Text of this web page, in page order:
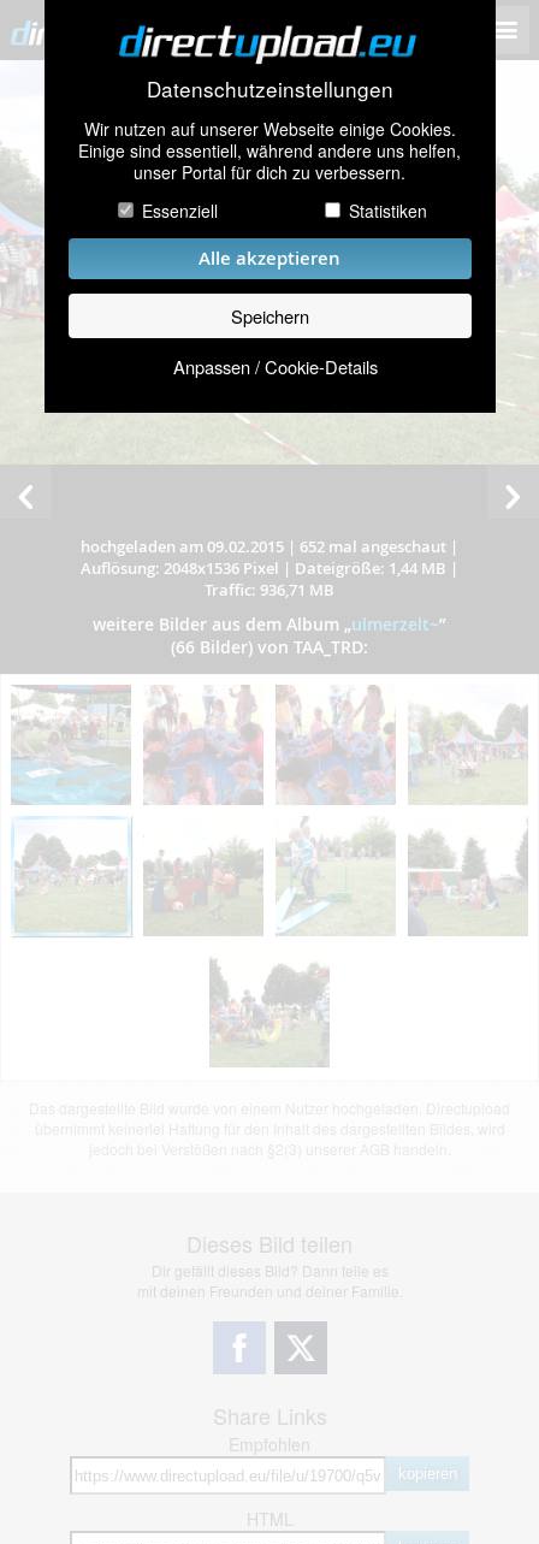
Datenschutzeinstellungen
Wir nutzen auf unserer Webseite einige Cookies.
Einige sind essentiell, während andere uns helfen,
unser Portal für dich zu verbessern.
Essenziell
Statistiken
Alle akzeptieren
Speichern
Anpassen / Cookie-Details
hochgeladen am 09.02.2015 | 652 mal angeschaut |
Auflösung: 2048x1536 Pixel | Dateigröße: 1,44 MB |
Traffic: 936,71 MB
weitere Bilder aus dem Album „ulmerzelt~”
(66 Bilder) von TAA_TRD:
Dieses Bild teilen
Dir gefällt dieses Bild? Dann teile es
mit deinen Freunden und deiner Familie.
Share Links
Empfohlen
kopieren
HTML